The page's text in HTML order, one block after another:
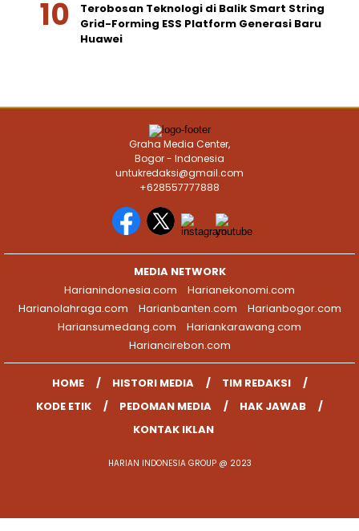
Terobosan Teknologi di Balik Smart String
Grid-Forming ESS Platform Generasi Baru
Huawei
Graha Media Center,
Bogor - Indonesia
untukredaksi@gmail.com
+628557777888
MEDIA NETWORK
Harianindonesia.com
Harianekonomi.com
Harianolahraga.com
Harianbanten.com
Harianbogor.com
Hariansumedang.com
Hariankarawang.com
Hariancirebon.com
HOME HISTORI MEDIA
TIM REDAKSI
KODE ETIK
PEDOMAN MEDIA
HAK JAWAB
KONTAK IKLAN
HARIAN INDONESIA GROUP @ 2023